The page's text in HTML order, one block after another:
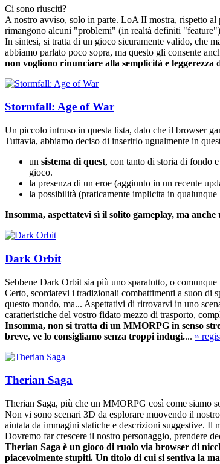
Ci sono riusciti?
A nostro avviso, solo in parte. LoA II mostra, rispetto al
rimangono alcuni "problemi" (in realtà definiti
In sintesi, si tratta di un gioco sicuramente valido, che
abbiamo parlato poco sopra, ma questo gli consente
non vogliono rinunciare alla semplicità e leggerezza
Stormfall: Age of War
Un piccolo intruso in questa lista, dato che il browser
Tuttavia, abbiamo deciso di inserirlo ugualmente in
un sistema di quest, con tanto di storia di fondo
gioco.
la presenza di un eroe (aggiunto in un recente
la possibilità (praticamente implicita in
Insomma, aspettatevi sì il solito gameplay, ma
Dark Orbit
Sebbene Dark Orbit sia più uno sparatutto, o
Certo, scordatevi i tradizionali combattimenti a suon di
questo mondo, ma... Aspettativi di ritrovarvi in uno
caratteristiche del vostro fidato mezzo di trasporto,
Insomma, non si tratta di un MMORPG in senso
breve, ve lo consigliamo senza troppi indugi.... »
Therian Saga
Therian Saga, più che un MMORPG così come siamo
Non vi sono scenari 3D da esplorare muovendo il
aiutata da immagini statiche e descrizioni suggestive. Il
Dovremo far crescere il nostro personaggio, prendere
Therian Saga è un gioco di ruolo via browser di
piacevolmente stupiti. Un titolo di cui si sentiva la